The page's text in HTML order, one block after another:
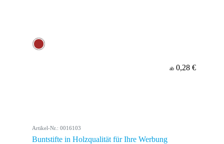
ab 0,28 €
Artikel-Nr.: 0016103
Buntstifte in Holzqualität für Ihre Werbung